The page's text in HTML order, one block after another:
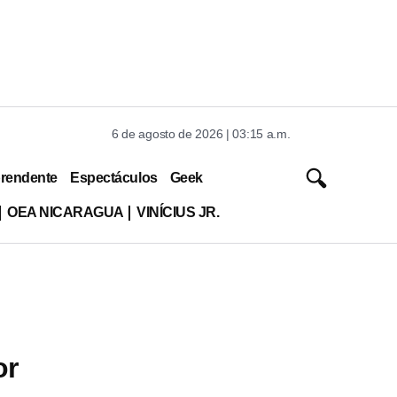
6 de agosto de 2026 | 03:15 a.m.
Espectáculos Geek
OEA NICARAGUA VINÍCIUS JR.